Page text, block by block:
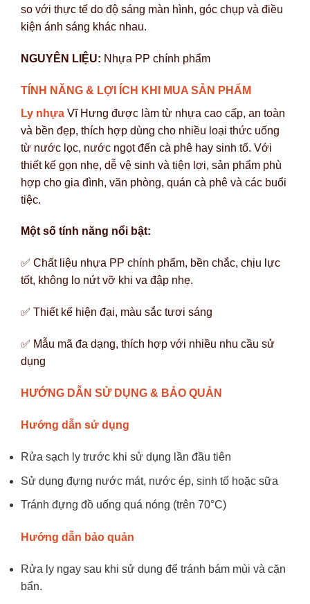
so với thực tế do độ sáng màn hình, góc chụp và điều
kiện ánh sáng khác nhau.
NGUYÊN LIỆU: Nhựa PP chính phẩm
TÍNH NĂNG & LỢI ÍCH KHI MUA SẢN PHẨM
Ly nhựa Vĩ Hưng được làm từ nhựa cao cấp, an toàn
và bền đẹp, thích hợp dùng cho nhiều loại thức uống
từ nước lọc, nước ngọt đến cà phê hay sinh tố. Với
thiết kế gọn nhẹ, dễ vệ sinh và tiện lợi, sản phẩm phù
hợp cho gia đình, văn phòng, quán cà phê và các buổi
tiệc.
Một số tính năng nổi bật:
✅ Chất liệu nhựa PP chính phẩm, bền chắc, chịu lực
tốt, không lo nứt vỡ khi va đập nhẹ.
✅ Thiết kế hiện đại, màu sắc tươi sáng
✅ Mẫu mã đa dạng, thích hợp với nhiều nhu cầu sử
dụng
HƯỚNG DẪN SỬ DỤNG & BẢO QUẢN
Hướng dẫn sử dụng
Rửa sạch ly trước khi sử dụng lần đầu tiên
Sử dụng đựng nước mát, nước ép, sinh tố hoặc sữa
Tránh đựng đồ uống quá nóng (trên 70°C)
Hướng dẫn bảo quản
Rửa ly ngay sau khi sử dụng để tránh bám mùi và cặn
bẩn.